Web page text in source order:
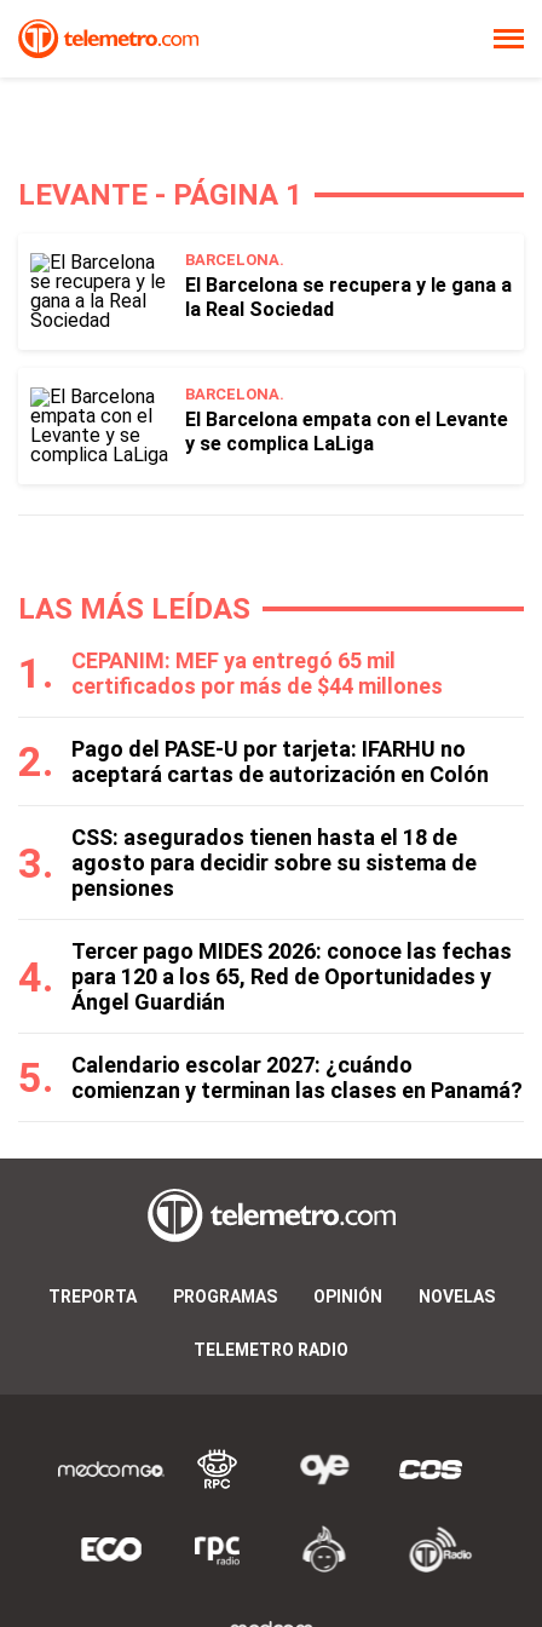
LEVANTE - PÁGINA 1
BARCELONA.
El Barcelona se recupera y le gana a
la Real Sociedad
BARCELONA.
El Barcelona empata con el Levante
y se complica LaLiga
LAS MÁS LEÍDAS
CEPANIM: MEF ya entregó 65 mil
certificados por más de $44 millones
Pago del PASE-U por tarjeta: IFARHU no
aceptará cartas de autorización en Colón
CSS: asegurados tienen hasta el 18 de
agosto para decidir sobre su sistema de
pensiones
Tercer pago MIDES 2026: conoce las fechas
para 120 a los 65, Red de Oportunidades y
Ángel Guardián
Calendario escolar 2027: ¿cuándo
comienzan y terminan las clases en Panamá?
TREPORTA PROGRAMAS OPINIÓN NOVELAS
TELEMETRO RADIO